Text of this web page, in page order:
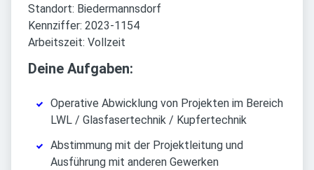
Standort: Biedermannsdorf
Kennziffer: 2023-1154
Arbeitszeit: Vollzeit
Deine Aufgaben:
Operative Abwicklung von Projekten im Bereich
LWL / Glasfasertechnik / Kupfertechnik
Abstimmung mit der Projektleitung und
Ausführung mit anderen Gewerken